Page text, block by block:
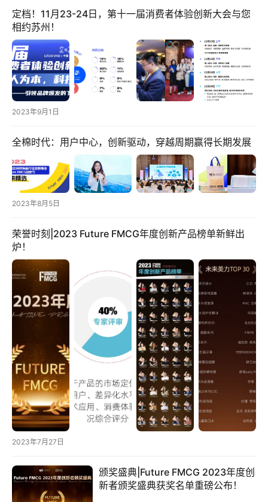
服
务
跨
境
电
商
商
专
栏
会
展
览
定档！11月23-24日，第十一届消费者体验创新大会与您
相约苏州！
2023年9月1日
全棉时代：用户中心，创新驱动，穿越周期赢得长期发展
2023年8月5日
荣誉时刻|2023 Future FMCG年度创新产品榜单新鲜出
炉！
2023年7月27日
颁奖盛典|Future FMCG 2023年度创
新者颁奖盛典获奖名单重磅公布！